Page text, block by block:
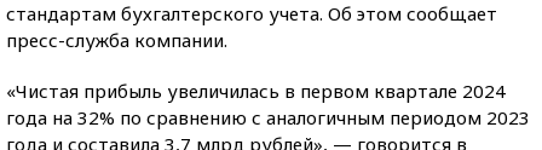
стандартам бухгалтерского учета. Об этом сообщает
пресс-служба компании.
«Чистая прибыль увеличилась в первом квартале 2024
года на 32% по сравнению с аналогичным периодом 2023
года и составила 3,7 млрд рублей», — говорится в